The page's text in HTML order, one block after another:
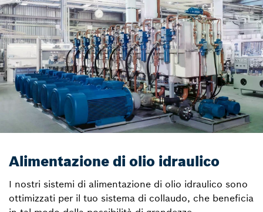
Alimentazione di olio idraulico
I nostri sistemi di alimentazione di olio idraulico sono
ottimizzati per il tuo sistema di collaudo, che beneficia